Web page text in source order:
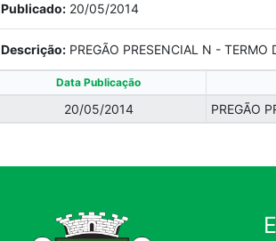
Publicado: 20/05/2014
Descrição: PREGÃO PRESENCIAL N - TERMO
Data Publicação
20/05/2014 PREGÃO